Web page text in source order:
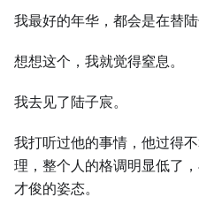
我最好的年华，都会是在替陆
想想这个，我就觉得窒息。
我去见了陆子宸。
我打听过他的事情，他过得
理，整个人的格调明显低了
才俊的姿态。